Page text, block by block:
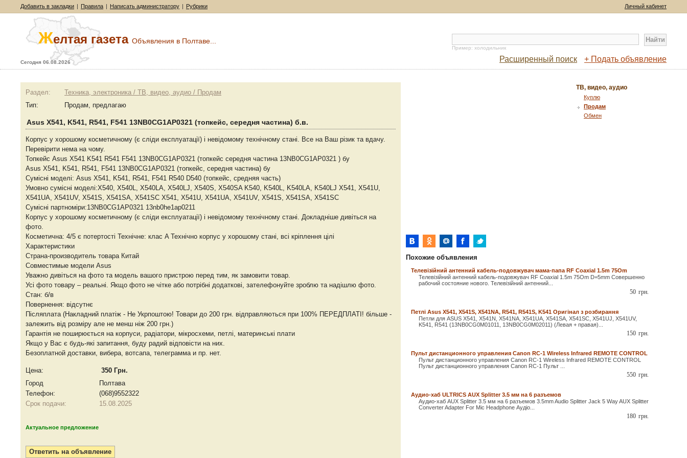
Добавить в закладки | Правила | Написать администратору | Рубрики Личный кабинет
Желтая газета Объявления в Полтаве...
Сегодня 06.08.2026
Пример: холодильник
Расширенный поиск + Подать объявление
Раздел:
Техника, электроника / ТВ, видео, аудио / Продам
Тип:
Продам, предлагаю
Asus X541, K541, R541, F541 13NB0CG1AP0321 (топкейс, середня частина) б.в.
Корпус у хорошому косметичному (є сліди експлуатації) і невідомому технічному стані. Все на Ваш різик та вдачу.
Перевірити нема на чому.
Топкейс Asus X541 K541 R541 F541 13NB0CG1AP0321 (топкейс середня частина 13NB0CG1AP0321 ) бу
Asus X541, K541, R541, F541 13NB0CG1AP0321 (топкейс, середня частина) бу
Сумісні моделі: Asus X541, K541, R541, F541 R540 D540 (топкейс, средняя часть)
Умовно сумісні моделі:X540, X540L, X540LA, X540LJ, X540S, X540SA K540, K540L, K540LA, K540LJ X541, X541U,
X541UA, X541UV, X541S, X541SA, X541SC X541, X541U, X541UA, X541UV, X541S, X541SA, X541SC
Сумісні партноміри:13NB0CG1AP0321 13nb0he1ap0211
Корпус у хорошому косметичному (є сліди експлуатації) і невідомому технічному стані. Докладніше дивіться на
фото.
Косметична: 4/5 є потертості Технічне: клас A Технічно корпус у хорошому стані, всі кріплення цілі
Характеристики
Страна-производитель товара Китай
Совместимые модели Asus
Уважно дивіться на фото та модель вашого пристрою перед тим, як замовити товар.
Усі фото товару – реальні. Якщо фото не чітке або потрібні додаткові, зателефонуйте зроблю та надішлю фото.
Стан: б/в
Повернення: відсутнє
Післяплата (Накладний платіж - Не Укрпоштою! Товари до 200 грн. відправляються при 100% ПЕРЕДПЛАТІ! більше -
залежить від розміру але не менш ніж 200 грн.)
Гарантія не поширюється на корпуси, радіатори, мікросхеми, петлі, материнські плати
Якщо у Вас є будь-які запитання, буду радий відповісти на них.
Безоплатной доставки, вибера, вотсапа, телеграмма и пр. нет.
Цена:
350 Грн.
Город
Полтава
Телефон:
(068)9552322
Срок подачи:
15.08.2025
Актуальное предложение
ТВ, видео, аудио
Куплю
Продам
Обмен
Похожие объявления
Телевізійний антенний кабель-подовжувач мама-папа RF Coaxial 1.5m 75Om
Телевізійний антенний кабель-подовжувач RF Coaxial 1.5m 75Om D=5mm Совершенно
рабочий состояние нового. Телевізійний антенний...
грн.
50
Петлі Asus X541, X541S, X541NA, R541, R541S, K541 Оригінал з розбирання
Петли для ASUS X541, X541N, X541NA, X541UA, X541SA, X541SC, X541UJ, X541UV,
K541, R541 (13NB0CG0M01011, 13NB0CG0M02011) (Левая + правая)...
грн.
150
Пульт дистанционного управления Canon RC-1 Wireless Infrared REMOTE CONTROL
Пульт дистанционного управления Canon RC-1 Wireless Infrared REMOTE CONTROL
Пульт дистанционного управления Canon RC-1 Пульт ...
грн.
550
Аудио-хаб ULTRICS AUX Splitter 3.5 мм на 6 разъемов
Аудио-хаб AUX Splitter 3.5 мм на 6 разъемов 3.5mm Audio Splitter Jack 5 Way AUX Splitter
Converter Adapter For Mic Headphone Аудіо...
грн.
180